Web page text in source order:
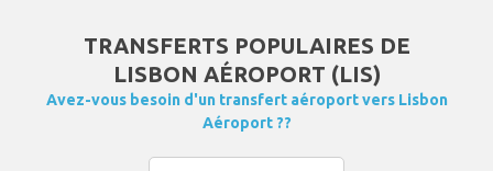
TRANSFERTS POPULAIRES DE
LISBON AÉROPORT (LIS)
Avez-vous besoin d'un transfert aéroport vers Lisbon
Aéroport ??